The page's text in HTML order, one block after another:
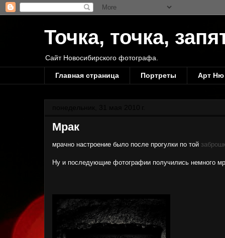
Точка, точка,
Сайт Новосибирского фотографа.
Главная страница Портреты Арт Ню
Мрак
мрачно настроение было после прогулки по той
Ну и последующие фотографии получились немного